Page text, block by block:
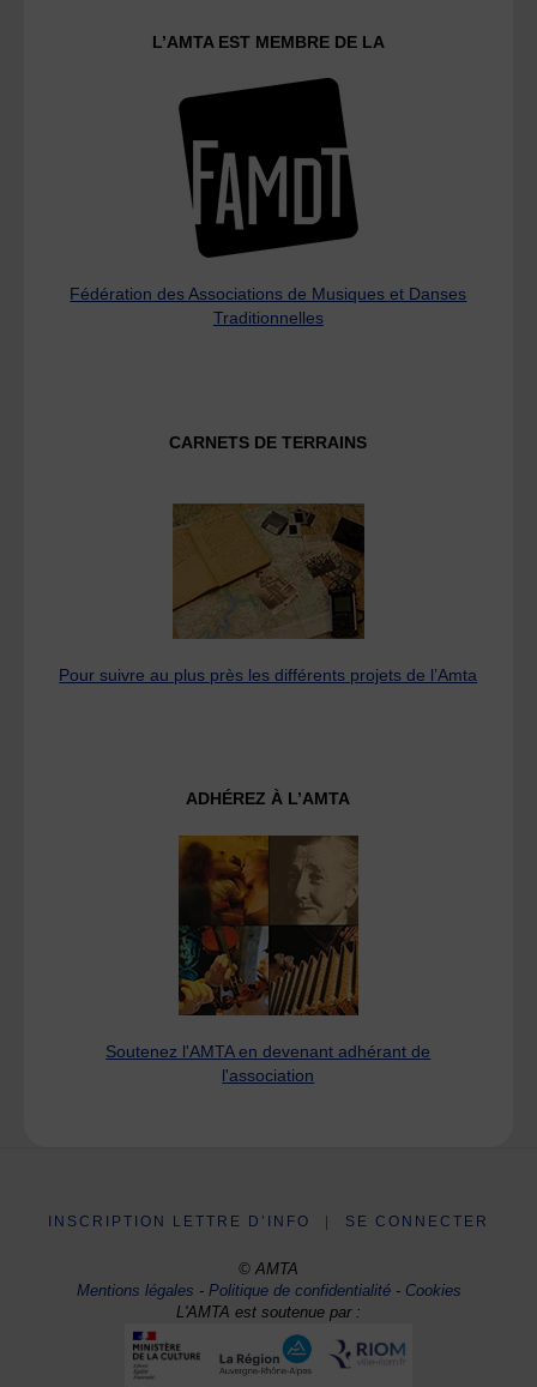
L’AMTA EST MEMBRE DE LA
Fédération des Associations de Musiques et Danses
Traditionnelles
CARNETS DE TERRAINS
Pour suivre au plus près les différents projets de l’Amta
ADHÉREZ À L’AMTA
Soutenez l'AMTA en devenant adhérant de
l'association
INSCRIPTION LETTRE D’INFO SE CONNECTER
© AMTA
Mentions légales -Politique de confidentialité- Cookies
L'AMTA est soutenue par :